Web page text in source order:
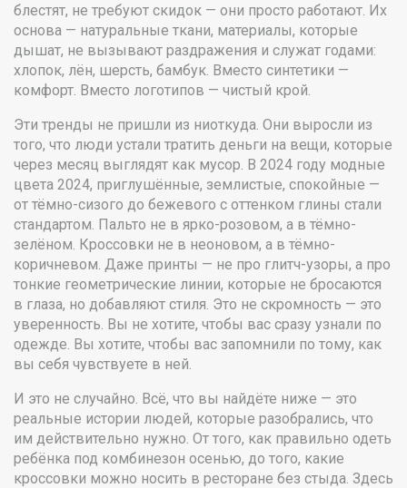
блестят, не требуют скидок — они просто работают. Их
основа — натуральные ткани, материалы, которые
дышат, не вызывают раздражения и служат годами:
хлопок, лён, шерсть, бамбук. Вместо синтетики —
комфорт. Вместо логотипов — чистый крой.
Эти тренды не пришли из ниоткуда. Они выросли из
того, что люди устали тратить деньги на вещи, которые
через месяц выглядят как мусор. В 2024 году модные
цвета 2024, приглушённые, землистые, спокойные —
от тёмно-сизого до бежевого с оттенком глины стали
стандартом. Пальто не в ярко-розовом, а в тёмно-
зелёном. Кроссовки не в неоновом, а в тёмно-
коричневом. Даже принты — не про глитч-узоры, а про
тонкие геометрические линии, которые не бросаются
в глаза, но добавляют стиля. Это не скромность — это
уверенность. Вы не хотите, чтобы вас сразу узнали по
одежде. Вы хотите, чтобы вас запомнили по тому, как
вы себя чувствуете в ней.
И это не случайно. Всё, что вы найдёте ниже — это
реальные истории людей, которые разобрались, что
им действительно нужно. От того, как правильно одеть
ребёнка под комбинезон осенью, до того, какие
кроссовки можно носить в ресторане без стыда. Здесь